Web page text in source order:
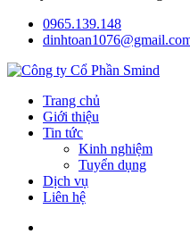
0965.139.148
Trang chủ
Giới thiệu
Tin tức
Kinh nghiệm
Tuyển dụng
Dịch vụ
Liên hệ